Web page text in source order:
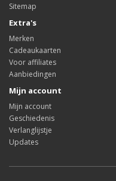
Sitemap
Extra's
Merken
Cadeaukaarten
Voor affiliates
Aanbiedingen
Mijn account
Mijn account
Geschiedenis
Verlanglijstje
Updates